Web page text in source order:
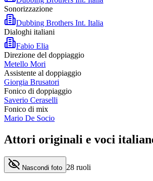
Sonorizzazione
Dubbing Brothers Int. Italia
Dialoghi italiani
Fabio Elia
Direzione del doppiaggio
Metello Mori
Assistente al doppiaggio
Giorgia Brusatori
Fonico di doppiaggio
Saverio Ceraselli
Fonico di mix
Mario De Socio
Attori originali e voci
Nascondi foto 28 ruoli